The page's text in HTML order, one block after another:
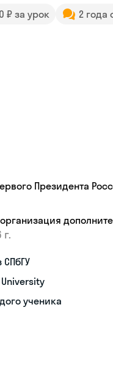
₽ за урок 2 года
Президента
г.
СПбГУ
ученика